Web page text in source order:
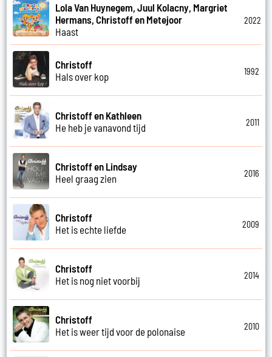
Lola Van Huynegem, Juul Kolacny, Margriet
Hermans, Christoff en Metejoor
Haast
2022
Christoff
Hals over kop
1992
Christoff en Kathleen
He heb je vanavond tijd
2011
Christoff en Lindsay
Heel graag zien
2016
Christoff
Het is echte liefde
2009
Christoff
Het is nog niet voorbij
2014
Christoff
Het is weer tijd voor de polonaise
2010